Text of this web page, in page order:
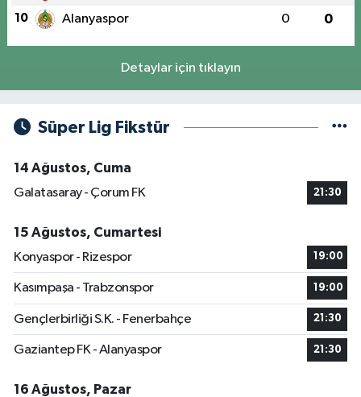
10 Alanyaspor 0 0
Detaylar için tıklayın
Süper Lig Fikstür
14 Ağustos, Cuma
Galatasaray - Çorum FK
21:30
15 Ağustos, Cumartesi
Konyaspor - Rizespor
19:00
Kasımpaşa - Trabzonspor 19:00
Gençlerbirliği S.K. - Fenerbahçe 21:30
Gaziantep FK - Alanyaspor 21:30
16 Ağustos, Pazar